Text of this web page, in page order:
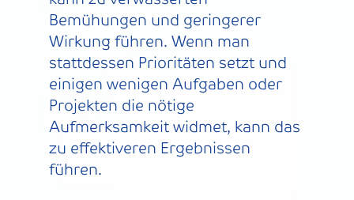
Bemühungen und geringerer
Wirkung führen. Wenn man
stattdessen Prioritäten setzt und
einigen wenigen Aufgaben oder
Projekten die nötige
Aufmerksamkeit widmet, kann das
zu effektiveren Ergebnissen
führen.